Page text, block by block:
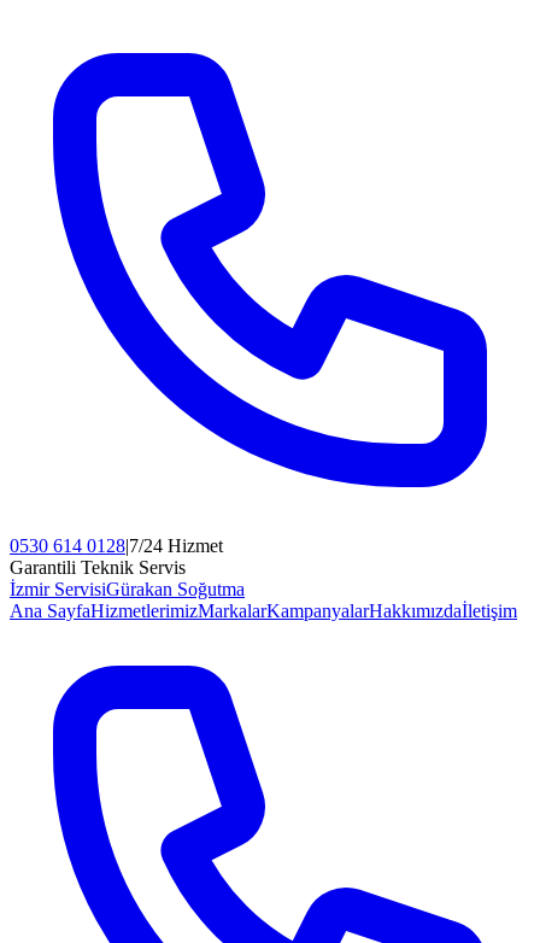
0530 614 0128|7/24 Hizmet
Garantili Teknik Servis
İzmir ServisiGürakan Soğutma
Ana SayfaHizmetlerimizMarkalarKampanyalarHakkımızdaİletişim